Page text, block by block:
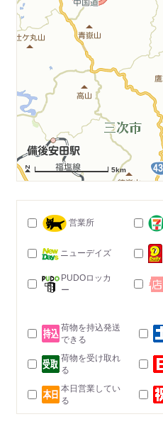
5km
営業所
ニューデイズ
PUDOロッカ
ー
荷物を持込発送
できる
荷物を受け取れ
る
本日営業してい
る